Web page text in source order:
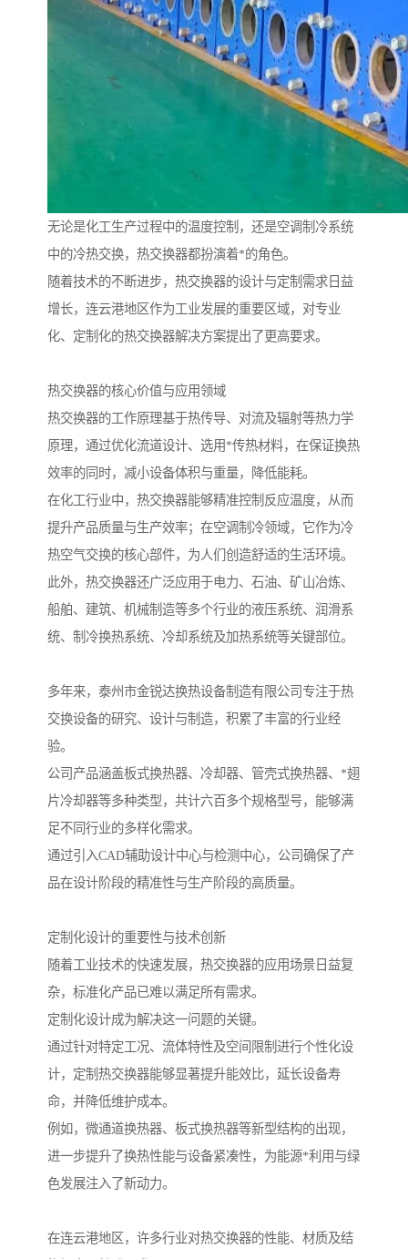
无论是化工生产过程中的温度控制，还是空调制冷系统
中的冷热交换，热交换器都扮演着*的角色。
随着技术的不断进步，热交换器的设计与定制需求日益
增长，连云港地区作为工业发展的重要区域，对专业
化、定制化的热交换器解决方案提出了更高要求。
热交换器的核心价值与应用领域
热交换器的工作原理基于热传导、对流及辐射等热力学
原理，通过优化流道设计、选用*传热材料，在保证换热
效率的同时，减小设备体积与重量，降低能耗。
在化工行业中，热交换器能够精准控制反应温度，从而
提升产品质量与生产效率；在空调制冷领域，它作为冷
热空气交换的核心部件，为人们创造舒适的生活环境。
此外，热交换器还广泛应用于电力、石油、矿山冶炼、
船舶、建筑、机械制造等多个行业的液压系统、润滑系
统、制冷换热系统、冷却系统及加热系统等关键部位。
多年来，泰州市金锐达换热设备制造有限公司专注于热
交换设备的研究、设计与制造，积累了丰富的行业经
验。
公司产品涵盖板式换热器、冷却器、管壳式换热器、*翅
片冷却器等多种类型，共计六百多个规格型号，能够满
足不同行业的多样化需求。
通过引入CAD辅助设计中心与检测中心，公司确保了产
品在设计阶段的精准性与生产阶段的高质量。
定制化设计的重要性与技术创新
随着工业技术的快速发展，热交换器的应用场景日益复
杂，标准化产品已难以满足所有需求。
定制化设计成为解决这一问题的关键。
通过针对特定工况、流体特性及空间限制进行个性化设
计，定制热交换器能够显著提升能效比，延长设备寿
命，并降低维护成本。
例如，微通道换热器、板式换热器等新型结构的出现，
进一步提升了换热性能与设备紧凑性，为能源*利用与绿
色发展注入了新动力。
在连云港地区，许多行业对热交换器的性能、材质及结